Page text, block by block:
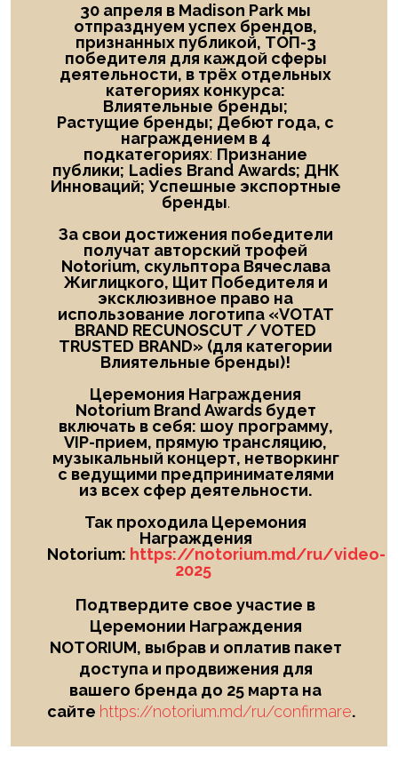
30 апреля в Madison Park мы
отпразднуем успех брендов,
признанных публикой, ТОП-3
победителя для каждой сферы
деятельности, в трёх отдельных
категориях конкурса:
Влиятельные бренды;
Растущие бренды; Дебют года, с
награждением в 4
подкатегориях: Признание
публики; Ladies Brand Awards; ДНК
Инноваций; Успешные экспортные
бренды.
За свои достижения победители
получат авторский трофей
Notorium, скульптора Вячеслава
Жиглицкого, Щит Победителя и
эксклюзивное право на
использование логотипа «VOTAT
BRAND RECUNOSCUT /VOTED
TRUSTED BRAND» (для категории
Влиятельные бренды)!
Церемония Награждения
Notorium Brand Awards будет
включать в себя: шоу программу,
VIP-прием, прямую трансляцию,
музыкальный концерт, нетворкинг
с ведущими предпринимателями
из всех сфер деятельности.
Так проходила Церемония
Награждения
Notorium: https://notorium.md/ru/video-
2025
Подтвердите свое участие в
Церемонии Награждения
NOTORIUM, выбрав и оплатив пакет
доступа и продвижения для
вашего бренда до 25 марта на
сайте https://notorium.md/ru/confirmare.